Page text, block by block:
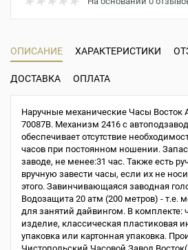
ОПИСАНИЕ ХАРАКТЕРИСТИКИ
ДОСТАВКА ОПЛАТА
Наручные механические Часы Восток
70087B. Механизм 2416 с
обеспечивает отсутствие
часов при постоянном ношении.
заводе, не менее:31 час. Также есть
вручную завести часы, если их не
этого. Завинчивающаяся заводная
Водозащита 20 атм (200 метров) - т.е.
для занятий дайвингом. В комплекте:
изделие, классическая пластиковая
упаковка или картонная упаковка.